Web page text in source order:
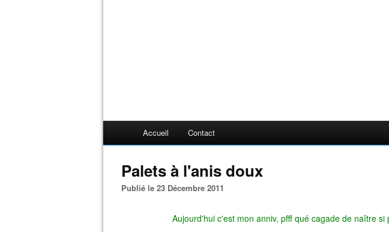
Accueil Contact
Palets à l'anis doux
Publié le 23 Décembre 2011
Aujourd'hui c'est mon anniv, pfff qué cagade de naître si